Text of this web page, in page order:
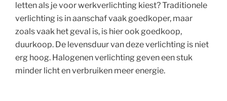
letten als je voor werkverlichting kiest? Traditionele
verlichting is in aanschaf vaak goedkoper, maar
zoals vaak het geval is, is hier ook goedkoop,
duurkoop. De levensduur van deze verlichting is niet
erg hoog. Halogenen verlichting geven een stuk
minder licht en verbruiken meer energie.